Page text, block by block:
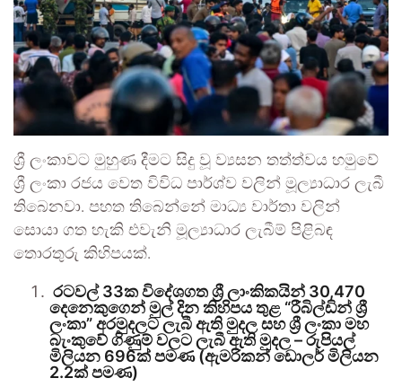
ශ්‍රී ලංකාවට මුහුණ දීමට සිදු වූ ව්‍යසන තත්ත්වය හමුවේ
ශ්‍රී ලංකා රජය වෙත විවිධ පාර්ශ්ව වලින් මූල්‍යාධාර ලැබී
තිබෙනවා. පහත තිබෙන්නේ මාධ්‍ය වාර්තා වලින්
සොයා ගත හැකි එවැනි මූල්‍යාධාර ලැබීම් පිළිබඳ
තොරතුරු කිහිපයක්.
රටවල් 33ක විදේශගත ශ්‍රී ලාංකිකයින් 30,470
දෙනෙකුගෙන් මුල් දින කිහිපය තුළ “රීබිල්ඩින් ශ්‍රී
ලංකා” අරමුදලට ලැබී ඇති මුදල සහ ශ්‍රී ලංකා මහ
බැංකුවේ ගිණුම් වලට ලැබී ඇති මුදල – රුපියල්
මිලියන 696ක් පමණ (ඇමරිකන් ඩොලර් මිලියන
2.2ක් පමණ)